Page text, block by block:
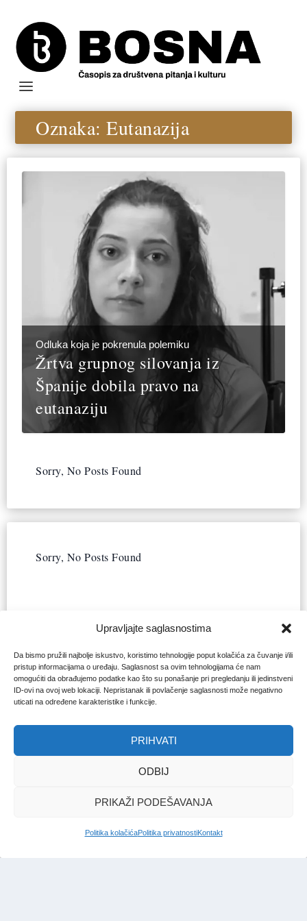
Upravljajte saglasnostima
Da bismo pružili najbolje iskustvo, koristimo tehnologije poput kolačića za čuvanje i/ili
pristup informacijama o uređaju. Saglasnost sa ovim tehnologijama će nam
omogućiti da obrađujemo podatke kao što su ponašanje pri pregledanju ili jedinstveni
ID-ovi na ovoj web lokaciji. Nepristanak ili povlačenje saglasnosti može negativno
uticati na određene karakteristike i funkcije.
PRIHVATI
ODBIJ
PRIKAŽI PODEŠAVANJA
Politika kolačićaPolitika privatnostiKontakt
Oznaka:Eutanazija
Odluka koja je pokrenula polemiku
Žrtva grupnog silovanja iz
Španije dobila pravo na
eutanaziju
Sorry, No Posts Found
Sorry, No Posts Found